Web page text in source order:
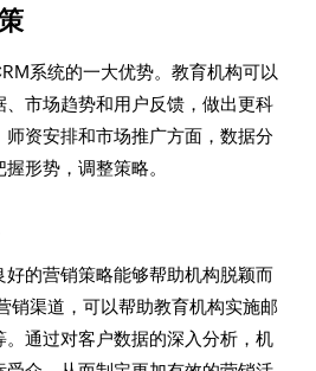
系统的一大优势。教育机构可以
市场趋势和用户反馈，做出更科
资安排和市场推广方面，数据分
形势，调整策略。
的营销策略能够帮助机构脱颖而
销渠道，可以帮助教育机构实施邮
通过对客户数据的深入分析，机